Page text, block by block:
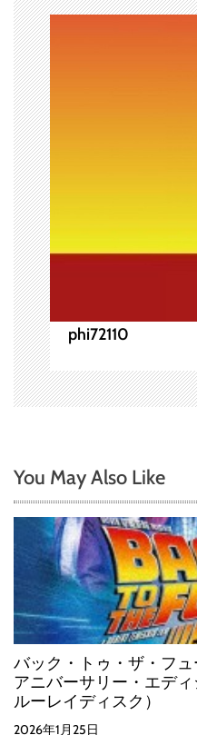
シ
ョ
ン
phi72110
You May Also Like
バック・トゥ・ザ・フ
アニバーサリー・エディ
ルーレイディスク）
2026年1月25日